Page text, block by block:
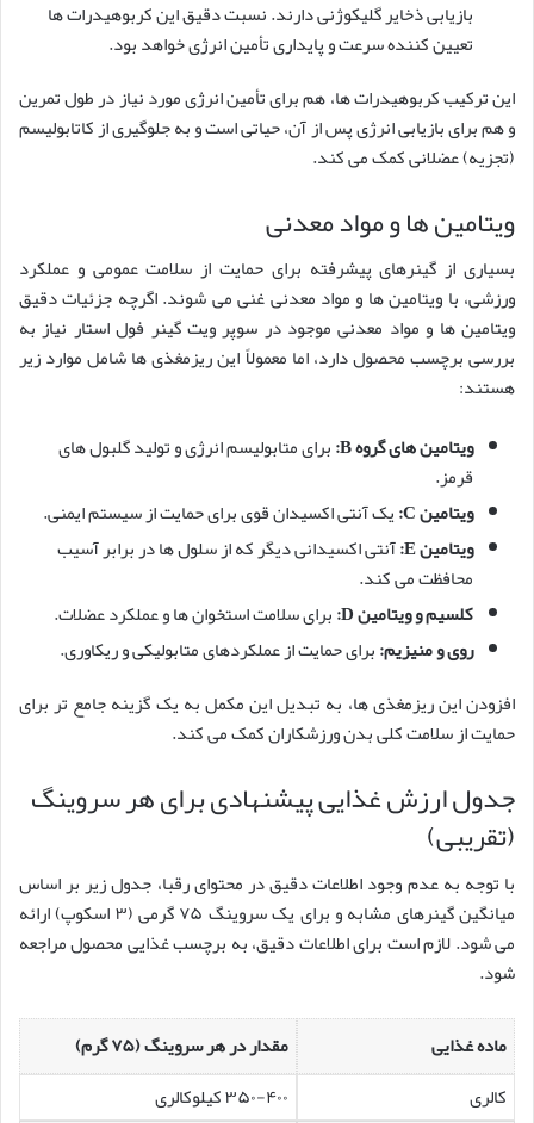
بازیابی ذخایر گلیکوژنی دارند. نسبت دقیق این کربوهیدرات ها
تعیین کننده سرعت و پایداری تأمین انرژی خواهد بود.
این ترکیب کربوهیدرات ها، هم برای تأمین انرژی مورد نیاز در طول تمرین
و هم برای بازیابی انرژی پس از آن، حیاتی است و به جلوگیری از کاتابولیسم
(تجزیه) عضلانی کمک می کند.
ویتامین ها و مواد معدنی
بسیاری از گینرهای پیشرفته برای حمایت از سلامت عمومی و عملکرد
ورزشی، با ویتامین ها و مواد معدنی غنی می شوند. اگرچه جزئیات دقیق
ویتامین ها و مواد معدنی موجود در سوپر ویت گینر فول استار نیاز به
بررسی برچسب محصول دارد، اما معمولاً این ریزمغذی ها شامل موارد زیر
هستند:
ویتامین های گروه B:
برای متابولیسم انرژی و تولید گلبول های
قرمز.
ویتامین C:
یک آنتی اکسیدان قوی برای حمایت از سیستم ایمنی.
ویتامین E:
آنتی اکسیدانی دیگر که از سلول ها در برابر آسیب
محافظت می کند.
کلسیم و ویتامین D:
برای سلامت استخوان ها و عملکرد عضلات.
روی و منیزیم:برای حمایت از عملکردهای متابولیکی و ریکاوری.
افزودن این ریزمغذی ها، به تبدیل این مکمل به یک گزینه جامع تر برای
حمایت از سلامت کلی بدن ورزشکاران کمک می کند.
جدول ارزش غذایی پیشنهادی برای هر سروینگ
(تقریبی)
با توجه به عدم وجود اطلاعات دقیق در محتوای رقبا، جدول زیر بر اساس
میانگین گینرهای مشابه و برای یک سروینگ ۷۵ گرمی (۳ اسکوپ) ارائه
می شود. لازم است برای اطلاعات دقیق، به برچسب غذایی محصول مراجعه
شود.
ماده غذایی
مقدار در هر سروینگ (۷۵ گرم)
کالری
۳۵۰-۴۰۰ کیلوکالری